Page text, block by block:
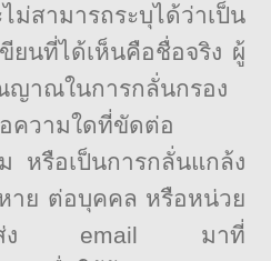
สามารถระบุได้ว่าเป็น
ยนที่ได้เห็นคือชื่อจริง ผู้
ญาณในการกลั่นกรอง
ความใดที่ขัดต่อ
หรือเป็นการกลั่นแกล้ง
หาย ต่อบุคคล หรือหน่วย
ส่ง email มาที่